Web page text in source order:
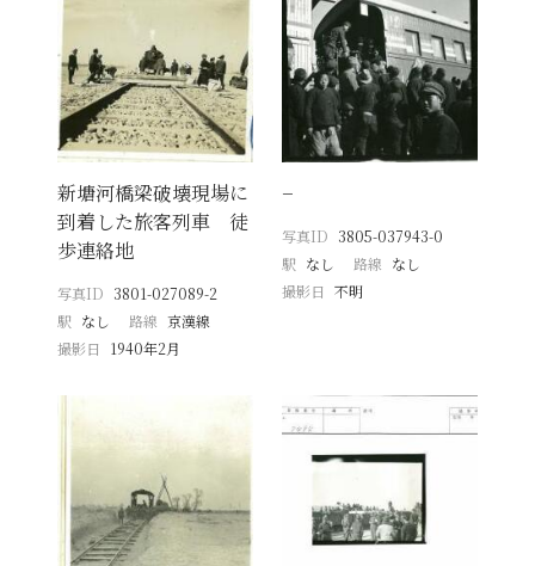
新塘河橋梁破壊現場に
到着した旅客列車 徒
歩連絡地
写真ID 3801-027089-2
駅 なし 路線 京漢線
撮影日
1940年2月
−
写真ID 3805-037943-0
駅 なし 路線 なし
撮影日 不明